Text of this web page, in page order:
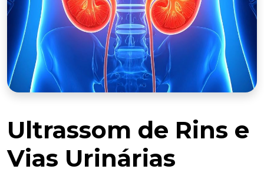
Ultrassom de Rins e
Vias Urinárias